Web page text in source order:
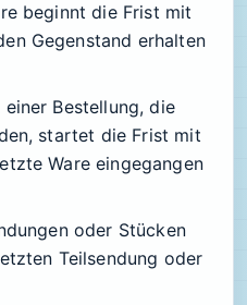
beginnt die Frist mit
Gegenstand erhalten
einer Bestellung, die
startet die Frist mit
Ware eingegangen
oder Stücken
Teilsendung oder